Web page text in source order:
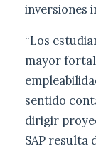
inversiones
“Los
mayor
sentido
dirigir
SAP resulta